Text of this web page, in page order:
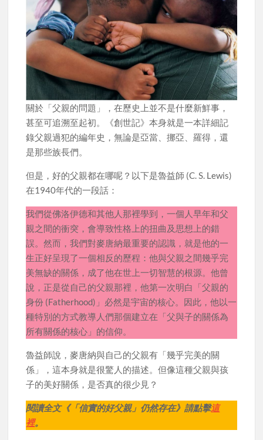
關於「父親的問題」，在歷史上並不是什麼新鮮事，
甚至可追溯至起初。《創世記》本身就是一本詳細記
錄父親過犯的編年史，無論是亞當、挪亞、羅得，還
是那些族長們。
但是，好的父親都在哪呢？以下是魯益師 (C. S. Lewis)
在1940年代的一段話：
我們從佛洛伊德和其他人那裡學到，一個人早年和父
親之間的衝突，會導致性格上的扭曲及思想上的錯
誤。然而，我們對麥唐納最重要的認識，就是他的一
生正好呈現了一個相反的歷程：他與父親之間幾乎完
美無缺的關係，成了他在世上一切智慧的根源。他曾
說，正是從自己的父親那裡，他第一次明白「父親的
身份 (Fatherhood)」必然是宇宙的核心。因此，他以一
種特別的方式教導人們那個建立在「父與子的關係為
所有關係的核心」的信仰。
魯益師說，麥唐納與自己的父親有「幾乎完美的關
係」，這本身就是很驚人的描述。但像這種父親與孩
子的美好關係，是否真的很少見？
閱讀全文《「信實的好父親」仍然存在》請點擊這
裡。